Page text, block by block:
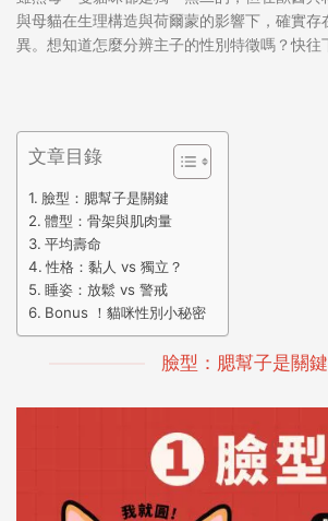
與母貓在生理構造與荷爾蒙的影響下，確實存
異。想知道怎麼分辨主子的性別特徵嗎？快往
文章目錄
臉型：腮幫子是關鍵
體型：骨架與肌肉量
平均壽命
性格：黏人 vs 獨立？
睡姿：放鬆 vs 警戒
Bonus ！貓咪性別小秘密
臉型：腮幫子是關鍵